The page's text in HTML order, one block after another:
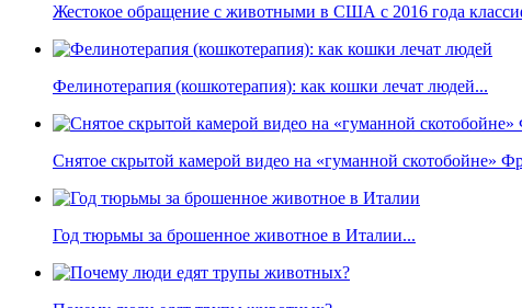
Жестокое обращение с животными в США с 2016 года
Фелинотерапия (кошкотерапия): как кошки лечат людей...
Снятое скрытой камерой видео на «гуманной скотобойне»
Год тюрьмы за брошенное животное в Италии...